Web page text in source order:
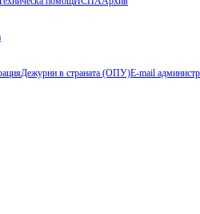
Дежурни в страната (ОПУ)E-mail